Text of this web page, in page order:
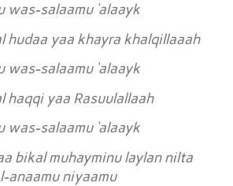
was-salaamu ‘alaayk
hudaa yaa khayra khalqillaaah
was-salaamu ‘alaayk
haqqi yaa Rasuulallaah
was-salaamu ‘alaayk
bikal muhayminu laylan nilta
anaamu niyaamu